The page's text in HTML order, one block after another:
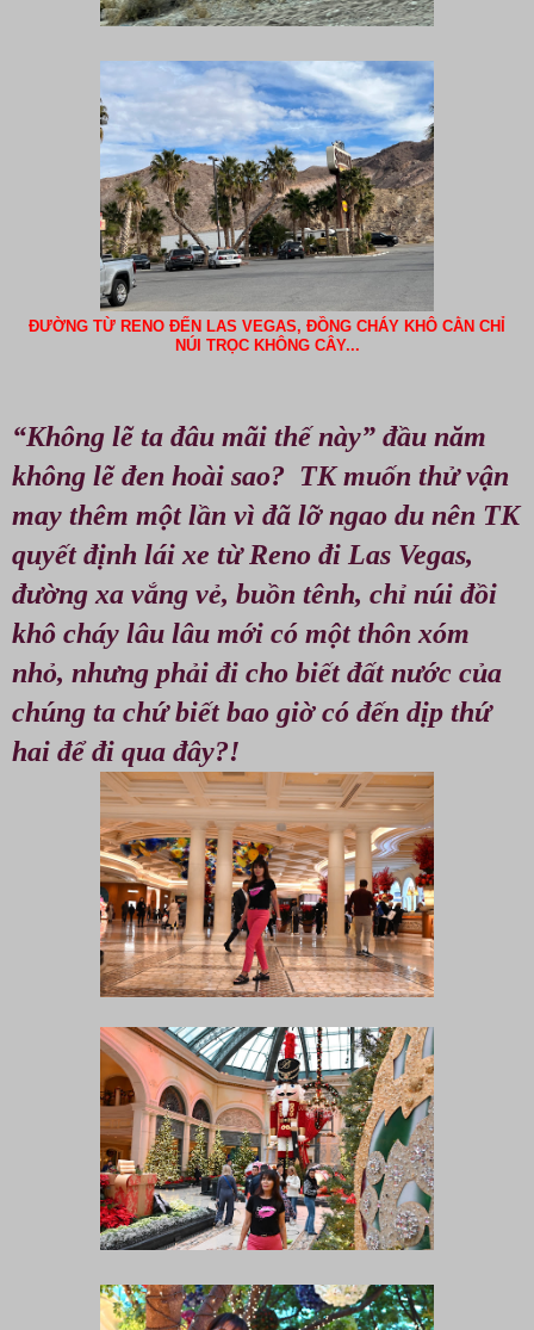
ĐƯỜNG TỪ RENO ĐẾN LAS VEGAS, ĐỒNG CHÁY KHÔ CẰN CHỈ
NÚI TRỌC KHÔNG CÂY...
“Không lẽ ta đâu mãi thế này” đầu năm
không lẽ đen hoài sao? TK muốn thử vận
may thêm một lần vì đã lỡ ngao du nên TK
quyết định lái xe từ Reno đi Las Vegas,
đường xa vắng vẻ, buồn tênh, chỉ núi đồi
khô cháy lâu lâu mới có một thôn xóm
nhỏ, nhưng phải đi cho biết đất nước của
chúng ta chứ biết bao giờ có đến dịp thứ
hai để đi qua đây?!